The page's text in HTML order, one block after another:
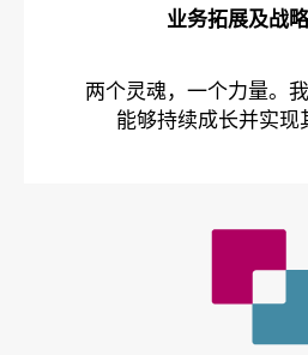
业务拓展及战
两个灵魂，一个力量。
能够持续成长并实现